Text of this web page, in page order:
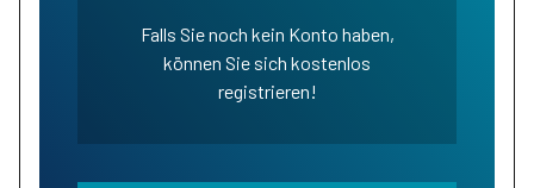
Falls Sie noch kein Konto haben,
können Sie sich kostenlos
registrieren!